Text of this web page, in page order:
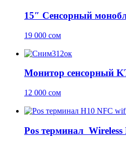
15″ Сенсорный
19 000 сом
Монитор сенсорный
12 000 сом
Pos терминал